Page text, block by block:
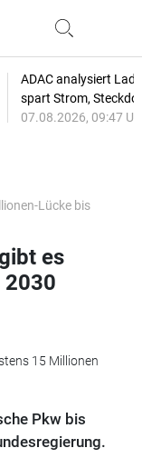
ADAC analysiert
spart Strom,
07.08.2026, 09:47
Lücke bis
es
2030
15 Millionen
Pkw bis